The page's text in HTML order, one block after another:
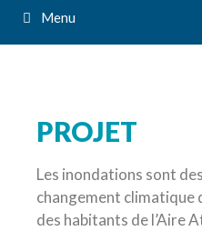
Menu
PROJET
Les inondations sont
changement
des habitants de l’Aire